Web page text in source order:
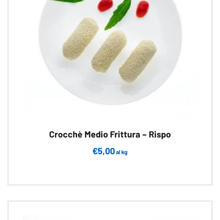
scelte
nella
pagina
del
prodotto
Crocchè Medio Frittura – Rispo
€5,00al kg